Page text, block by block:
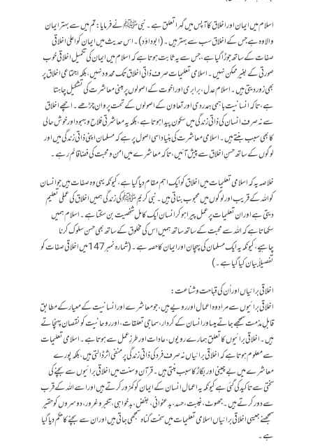
اسلام میں ایمان اور اخلاق کا آپس میں گہرا تعلق ہے۔ نبی ﷺ نے فرمایا:تم میں سے بہتر ایمان
والا وہ ہے جس کے اخلاق سب سے بہتر ہیں۔(ابو داؤد)۔ اس حدیث میں ایمان کو اعلیٰ اخلاقی
صفات کے ساتھ جوڑا گیا ہے، جس سے یہ ثابت ہوتا ہے کہ اسلام میں ایمان کی تکمیل اخلاقی خوب
صورتی کے بغیر ممکن نہیں۔ اسلامی تعلیمات صرف ذاتی اخلاق تک محدود نہیں، بلکہ اجتماعی اخلاق پر
بھی زور دیتی ہیں۔ اسلام عدل، برابری اور اخوت کے اصولوں پر مبنی معاشرت کی تشکیل چاہتا
ہے، تاکہ انسانیت باہمی ہمدردی اور تعاون کے اصولوں کے تحت پروان چڑھے۔ اچھے اخلاق
سے نہ صرف انسان کی ذاتی زندگی میں سکون پیدا ہوتا ہے، بلکہ یہ معاشرتی فلاح و بہبود اور خوش حالی
کا بھی سبب بنتے ہیں۔ اسلامی معاشرت کی بنیاد اسی اصول پر ہے کہ مسلمان اپنی ذاتی زندگی میں اور
لوگوں کے ساتھ حسنِ اخلاق سے پیش آئیں، تاکہ معاشرے میں امن و محبت کی فضا قائم رہے۔
خلاصہ یہ کہ اسلامی تعلیمات میں اخلاق کو ایک اہم مقام دیا گیا ہے، کیونکہ یہی وہ صفات ہیں جو انسان
کو اللہ کے قریب اور لوگوں میں محبوب بناتی ہیں۔ نبی کریم ﷺ کی زندگی ہمیں اخلاق کی عملی تعلیم
دیتی ہےاور ان تعلیمات پر عمل پیرا ہو کر انسان ایک کامل شخصیت بن سکتا ہے۔ اسلام ہمیں
سکھاتا ہے کہ اللہ سے محبت کے ساتھ ساتھ ہمیں اس کی مخلوق کے ساتھ بھی حسن سلوک کرنا
چاہیے، کیونکہ یہ ایک مسلمان کی پہچان اور ایمان کا حصہ ہے۔(شمارہ نمبر147میں اخلاقی صفات کو
تفصیلاًبیان کیا گیاہے۔)
اخلاقی برائیاں اوراُن کی قباحت وشناعت:
اخلاقی برائیوں سے مراد وہ اعمال اور رویے ہیں،جو معاشرے اور انسانیت کے معیار کے مطابق
قابلِ مذمت سمجھے جاتے ہیںاور انسان کے کردار، سماجی تعلقات، اور روحانیت کو نقصان پہنچاتے
ہیں۔ اخلاقی برائیوں کا تعلق ہمارے رویوں، عادات اور طرزِ عمل سے ہوتا ہے۔ اسلامی تعلیمات
سے معلوم ہوتا ہے کہ اخلاقی برائیاں نہ صرف فرد کی ذاتی زندگی پر منفی اثر ڈالتی ہیں، بلکہ پورے
معاشرے میں بے چینی اور بگاڑ کا سبب بنتی ہیں۔قرآن و سنت میں اخلاقی برائیوں سے بچنے کی
سختی سے تاکید کی گئی ہے کیونکہ یہ اعمال انسان کے ایمان کو کمزور کرتے ہیں اور اسے اللہ کے قرب
سے دور کرتے ہیں۔ جھوٹ، غیبت، حسد، بدعنوانی، بغض،بدخواہی،تکبروغرور،دوسروں کوحقیر
سمجھنے جیسی اخلاقی برائیاں اسلامی تعلیمات میں سخت گناہ سمجھی جاتی ہیں اور ان سے بچنے کا حکم دیا گیا
ہے۔